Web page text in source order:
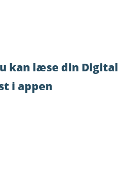
kan læse din Digital
i appen